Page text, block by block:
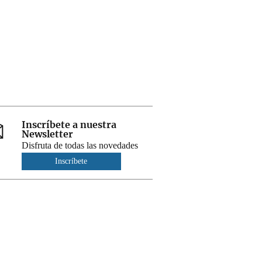
Inscríbete a nuestra
Newsletter
Disfruta de todas las novedades
Inscríbete